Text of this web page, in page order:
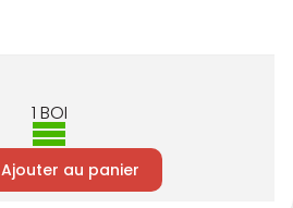
1 BOI
Ajouter au panier